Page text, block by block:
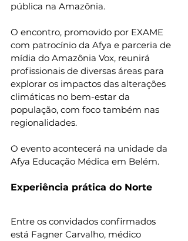
pública na Amazônia.
O encontro, promovido por EXAME
com patrocínio da Afya e parceria de
mídia do Amazônia Vox, reunirá
profissionais de diversas áreas para
explorar os impactos das alterações
climáticas no bem-estar da
população, com foco também nas
regionalidades.
O evento acontecerá na unidade da
Afya Educação Médica em Belém.
Experiência prática do Norte
Entre os convidados confirmados
está Fagner Carvalho, médico